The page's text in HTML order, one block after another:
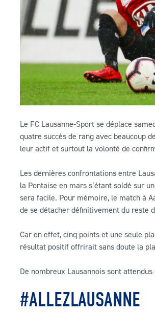
Le FC Lausanne-Sport se déplace
quatre succès de rang avec beaucoup
leur actif et surtout la volonté de
Les dernières confrontations entre
la Pontaise en mars s’étant soldé sur
sera facile. Pour mémoire, le match à
de se détacher définitivement du reste
Car en effet, cinq points et une seule
résultat positif offrirait sans doute la
De nombreux Lausannois sont
#ALLEZLAUSANNE